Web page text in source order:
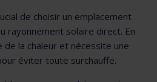
de choisir un emplacement
rayonnement solaire direct. En
de la chaleur et nécessite une
éviter toute surchauffe.